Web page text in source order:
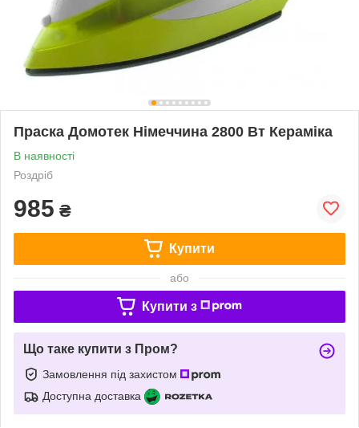
Праска Домотек Німеччина 2800 Вт Кераміка
В наявності
Роздріб
985 ₴
Купити
або
Купити з
Що таке купити з Пром?
Замовлення під захистом
Доступна доставка